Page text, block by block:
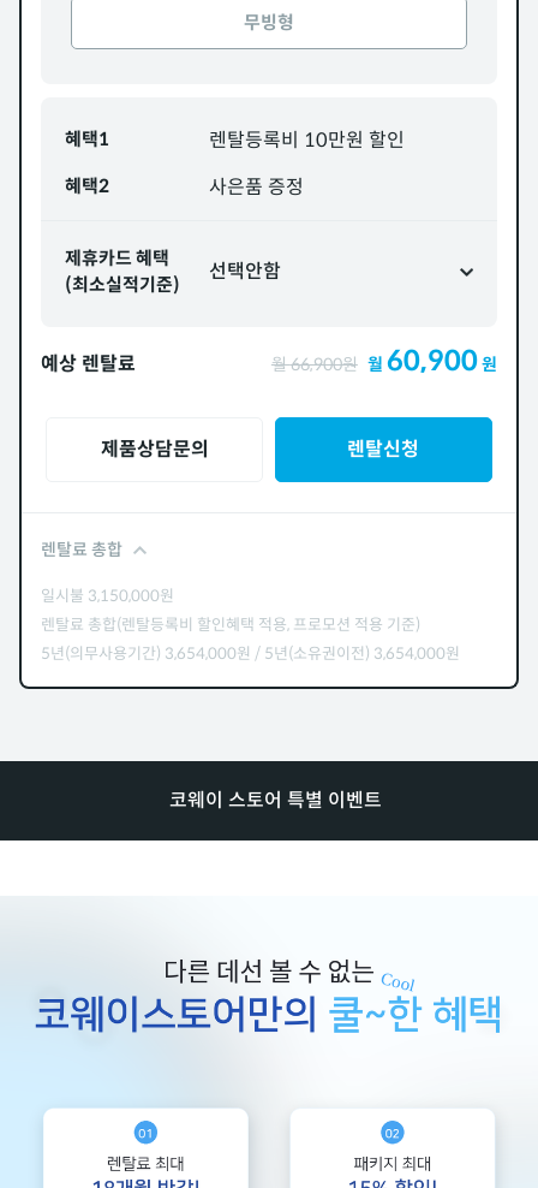
무빙형
혜택1 렌탈등록비 10만원 할인
혜택2 사은품 증정
제휴카드 혜택
(최소실적기준)
선택안함
예상 렌탈료 월66,900원 월 60,900원
제품상담문의 렌탈신청
렌탈료 총합
일시불 3,150,000원
렌탈료 총합(렌탈등록비 할인혜택 적용, 프로모션 적용 기준)
5년(의무사용기간) 3,654,000원 / 5년(소유권이전) 3,654,000원
코웨이 스토어 특별 이벤트